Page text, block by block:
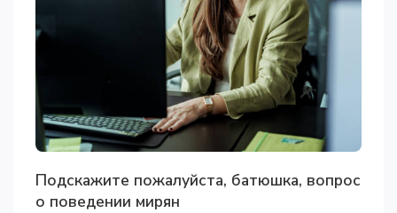
Подскажите пожалуйста, батюшка, вопрос
о поведении мирян